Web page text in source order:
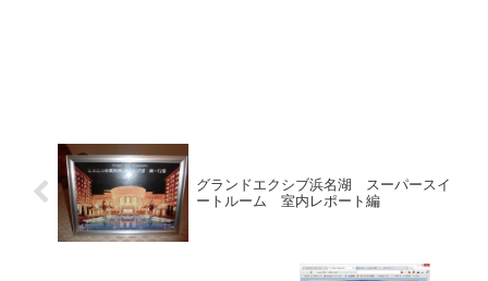
グランドエクシブ浜名湖 スーパースイ
ートルーム 室内レポート編